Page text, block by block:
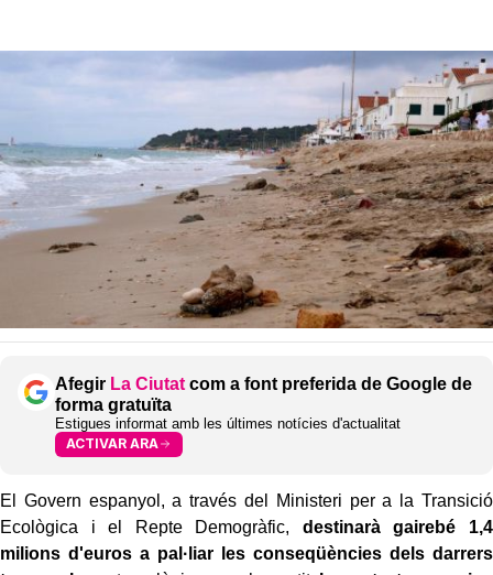
Afegir La Ciutat com a font preferida de Google de
forma gratuïta
Estigues informat amb les últimes notícies d'actualitat
ACTIVAR ARA
El Govern espanyol, a través del Ministeri per a la Transició
Ecològica i el Repte Demogràfic, destinarà gairebé 1,4
milions d'euros a pal·liar les conseqüències dels darrers